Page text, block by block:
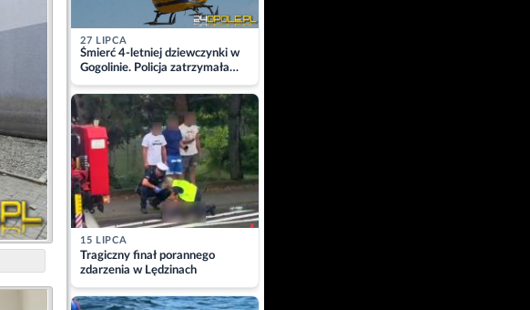
27 LIPCA
Śmierć 4-letniej dziewczynki w
Gogolinie. Policja zatrzymała
matkę
15 LIPCA
Tragiczny finał porannego
zdarzenia w Lędzinach